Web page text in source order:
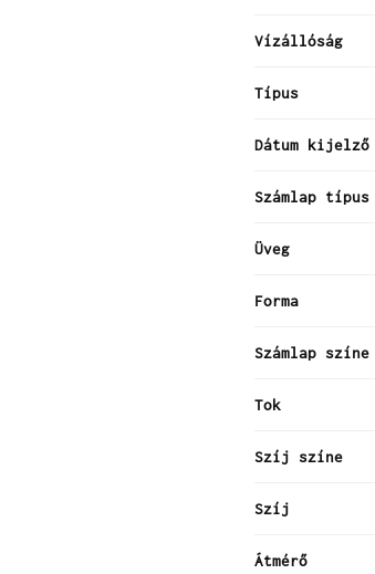
Vízállóság
Típus
Dátum kijelző
Számlap típus
Üveg
Forma
Számlap színe
Tok
Szíj színe
Szíj
Átmérő